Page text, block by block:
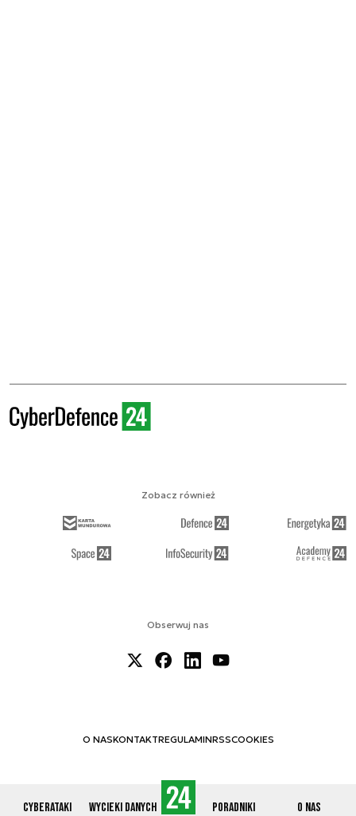
Cyberataki Wycieki danych Poradniki O nas
Obserwuj nas
O NASKONTAKTREGULAMINRSSCOOKIES
Zobacz również
© 2012-2026 CYBERDEFENCE24